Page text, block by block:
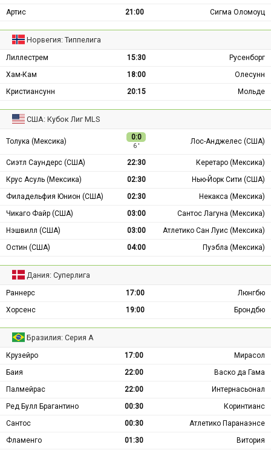
Артис
21:00 Сигма Оломоуц
Норвегия: Типпелига
Лиллестрем 15:30
Русенборг
Хам-Кам
18:00
Олесунн
Кристиансунн
20:15 Мольде
США: Кубок Лиг MLS
Толука (Мексика) 0:0
6 ′
Лос-Анджелес (США)
Сиэтл Саундерс (США) 22:30
Керетаро (Мексика)
Крус Асуль (Мексика)
02:30
Нью-Йорк Сити (США)
Филадельфия Юнион (США)
02:30
Некакса (Мексика)
Чикаго Файр (США)
03:00
Сантос Лагуна (Мексика)
Нэшвилл (США)
03:00
Атлетико Сан Луис (Мексика)
Остин (США)
04:00 Пуэбла (Мексика)
Дания: Суперлига
Раннерс 17:00
Люнгбю
Хорсенс
19:00 Брондбю
Бразилия: Серия А
Крузейро 17:00
Мирасол
Баия
22:00
Васко да Гама
Палмейрас
22:00
Интернасьонал
Ред Булл Брагантино
00:30
Коринтианс
Сантос
00:30
Атлетико Паранаэнсе
Фламенго
01:30 Витория